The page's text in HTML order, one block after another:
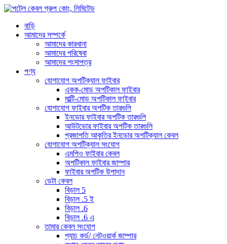
বাড়ি
আমাদের সম্পর্কে
আমাদের কারখানা
আমাদের পরিষেবা
আমাদের শংসাপত্র
পণ্য
যোগাযোগ অপটিক্যাল ফাইবার
একক-মোড অপটিকাল ফাইবার
মাল্টি-মোড অপটিকাল ফাইবার
যোগাযোগ ফাইবার অপটিক তারগুলি
ইনডোর ফাইবার অপটিক তারগুলি
আউটডোর ফাইবার অপটিক তারগুলি
প্রজাপতি আকৃতির ইনডোর অপটিক্যাল কেবল
যোগাযোগ অপটিক্যাল সংযোগ
এমপিও ফাইবার কেবল
অপটিকাল ফাইবার জাম্পার
ফাইবার অপটিক উপাদান
ডেটা কেবল
বিড়াল 5
বিড়াল .5 ই
বিড়াল .6
বিড়াল .6 এ
তামার কেবল সংযোগ
প্যাচ কর্ড/ নেটওয়ার্ক জাম্পার